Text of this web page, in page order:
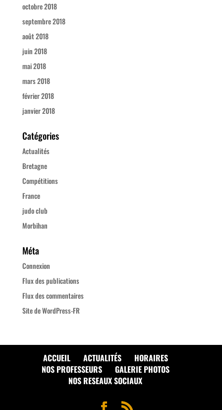
octobre 2018
septembre 2018
août 2018
juin 2018
mai 2018
mars 2018
février 2018
janvier 2018
Catégories
Actualités
Bretagne
Compétitions
France
judo club
Morbihan
Méta
Connexion
Flux des publications
Flux des commentaires
Site de WordPress-FR
ACCUEIL ACTUALITÉS
HORAIRES
NOS PROFESSEURS
GALERIE PHOTOS
NOS RESEAUX SOCIAUX